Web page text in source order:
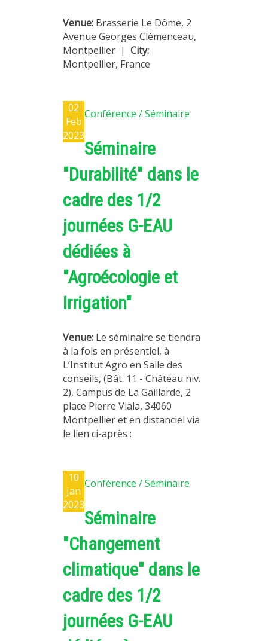
Venue: Brasserie Le Dôme, 2
Avenue Georges Clémenceau,
Montpellier | City:
Montpellier, France
02
Feb
2023
Conférence / Séminaire
Séminaire
"Durabilité" dans le
cadre des 1/2
journées G-EAU
dédiées à
"Agroécologie et
Irrigation"
Venue: Le séminaire se tiendra
à la fois en présentiel, à
L’Institut Agro en Salle des
conseils, (Bât. 11 - Château niv.
2), Campus de La Gaillarde, 2
place Pierre Viala, 34060
Montpellier et en distanciel via
le lien ci-après :
10
Jan
2023
Conférence / Séminaire
Séminaire
"Changement
climatique" dans le
cadre des 1/2
journées G-EAU